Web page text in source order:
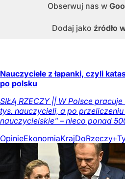
Obserwuj nas w
Dodaj jako źródło
Nauczyciele z łapanki, czyli
po polsku
SIŁĄ RZECZY || W Polsce
tys. nauczycieli, a po przeliczeniu
nauczycielskie" – nieco ponad
OpinieEkonomiaKrajDoRzeczy+